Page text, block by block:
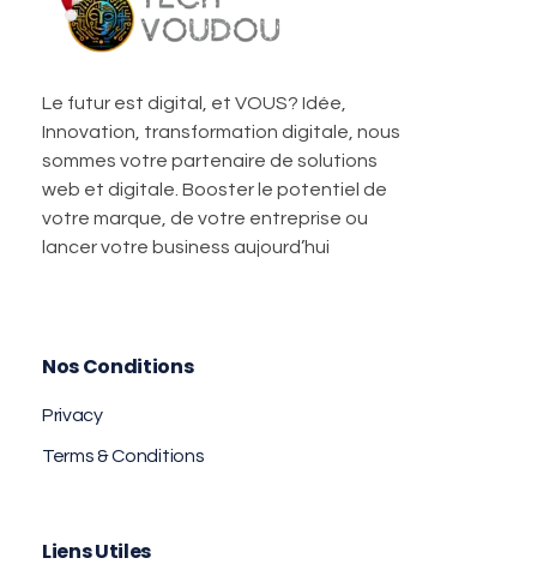
Le futur est digital, et VOUS? Idée,
Innovation, transformation digitale, nous
sommes votre partenaire de solutions
web et digitale. Booster le potentiel de
votre marque, de votre entreprise ou
lancer votre business aujourd’hui
Nos Conditions
Privacy
Terms & Conditions
Liens Utiles